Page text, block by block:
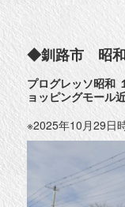
◆釧路市 昭
プログレッソ昭
ョッピングモール
※2025年10月29日